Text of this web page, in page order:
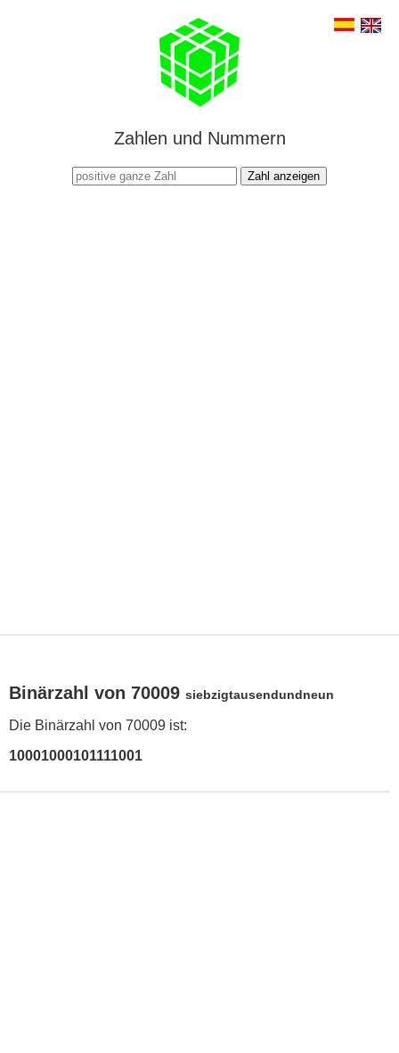
Zahlen und Nummern
Zahl anzeigen
Binärzahl von 70009 siebzigtausendundneun
Die Binärzahl von 70009 ist:
10001000101111001